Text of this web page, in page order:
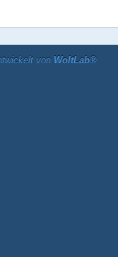
von WoltLab®